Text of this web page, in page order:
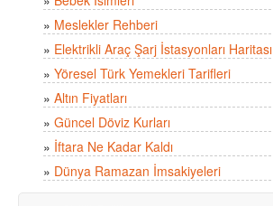
» Meslekler Rehberi
» Elektrikli Araç Şarj İstasyonları Haritası
» Yöresel Türk Yemekleri Tarifleri
» Altın Fiyatları
» Güncel Döviz Kurları
» İftara Ne Kadar Kaldı
» Dünya Ramazan İmsakiyeleri